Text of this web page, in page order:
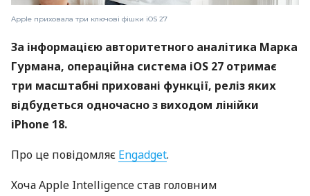
Apple приховала три ключові фішки iOS 27
За інформацією авторитетного аналітика Марка
Гурмана, операційна система iOS 27 отримає
три масштабні приховані функції, реліз яких
відбудеться одночасно з виходом лінійки
iPhone 18.
Про це повідомляє Engadget.
Хоча Apple Intelligence став головним